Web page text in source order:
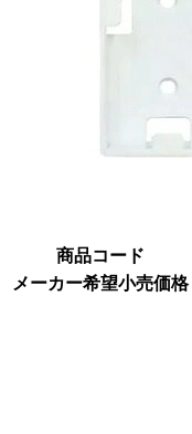
商品コード
メーカー希望小売価格